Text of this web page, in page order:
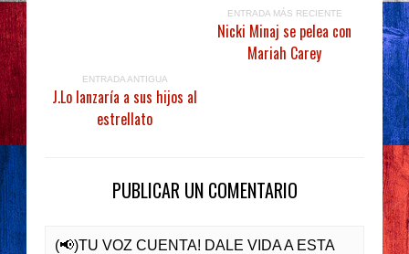
ENTRADA MÁS RECIENTE
Nicki Minaj se pelea con
Mariah Carey
ENTRADA ANTIGUA
J.Lo lanzaría a sus hijos al
estrellato
PUBLICAR UN COMENTARIO
(📢)TU VOZ CUENTA! DALE VIDA A ESTA